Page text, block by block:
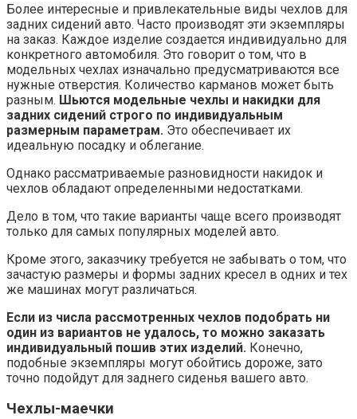
Более интересные и привлекательные виды чехлов для
задних сидений авто. Часто производят эти экземпляры
на заказ. Каждое изделие создается индивидуально для
конкретного автомобиля. Это говорит о том, что в
модельных чехлах изначально предусматриваются все
нужные отверстия. Количество карманов может быть
разным. Шьются модельные чехлы и накидки для
задних сидений строго по индивидуальным
размерным параметрам. Это обеспечивает их
идеальную посадку и облегание.
Однако рассматриваемые разновидности накидок и
чехлов обладают определенными недостатками.
Дело в том, что такие варианты чаще всего производят
только для самых популярных моделей авто.
Кроме этого, заказчику требуется не забывать о том, что
зачастую размеры и формы задних кресел в одних и тех
же машинах могут различаться.
Если из числа рассмотренных чехлов подобрать ни
один из вариантов не удалось, то можно заказать
индивидуальный пошив этих изделий. Конечно,
подобные экземпляры могут обойтись дороже, зато
точно подойдут для заднего сиденья вашего авто.
Чехлы-маечки